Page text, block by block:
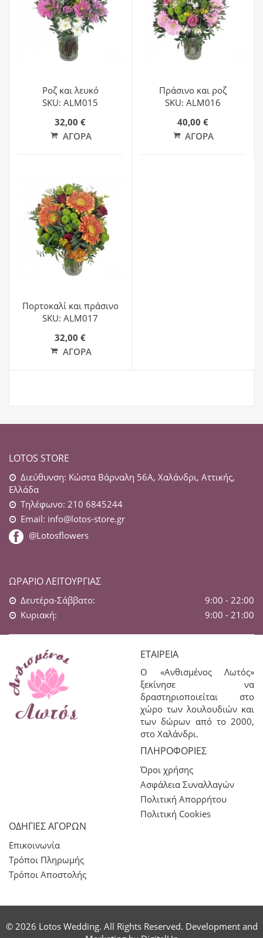
Ροζ και λευκό
SKU: ALM015
32,00 €
ΑΓΟΡΆ
Πράσινο και ροζ
SKU: ALM016
40,00 €
ΑΓΟΡΆ
Πορτοκαλί και πράσινο
SKU: ALM017
32,00 €
ΑΓΟΡΆ
LOTOS STORE
Διεύθυνση: Κώστα Βάρναλη 56Α, Χαλάνδρι, Αττικής,
Ελλάδα
Τηλέφωνο: 210 6845244
Email: info@lotos-store.gr
@Lotosflowers
ΩΡΆΡΙΟ ΛΕΙΤΟΥΡΓΊΑΣ
Δευτέρα-Σάββατο:
9:00 - 22:00
Κυριακή:
9:00 - 21:00
ΕΤΑΙΡΕΊΑ
Ο «Ανθισμένος Λωτός»
ξεκίνησε να
δραστηριοποιείται στο
χώρο των λουλουδιών και
των δώρων από το 2000,
στο Χαλάνδρι.
ΠΛΗΡΟΦΟΡΊΕΣ
Όροι χρήσης
Ασφάλεια Συναλλαγών
Πολιτική Απορρήτου
Πολιτική Cookies
ΟΔΗΓΙΕΣ ΑΓΟΡΩΝ
Επικοινωνία
Τρόποι Πληρωμής
Τρόποι Αποστολής
© 2026 Lotos Wedding. All Rights Reserved. Development and